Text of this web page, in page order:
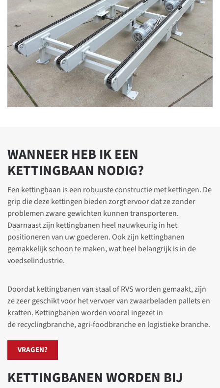
WANNEER HEB IK EEN
KETTINGBAAN NODIG?
Een kettingbaan is een robuuste constructie met kettingen. De
grip die deze kettingen bieden zorgt ervoor dat ze zonder
problemen zware gewichten kunnen transporteren.
Daarnaast zijn kettingbanen heel nauwkeurig in het
positioneren van uw goederen. Ook zijn kettingbanen
gemakkelijk schoon te maken, wat heel belangrijk is in de
voedselindustrie.
Doordat kettingbanen van staal of RVS worden gemaakt, zijn
ze zeer geschikt voor het vervoer van zwaarbeladen pallets en
kratten. Kettingbanen worden vooral ingezet in
de recyclingbranche, agri-foodbranche en logistieke branche.
VRAGEN?
KETTINGBANEN WORDEN BIJ